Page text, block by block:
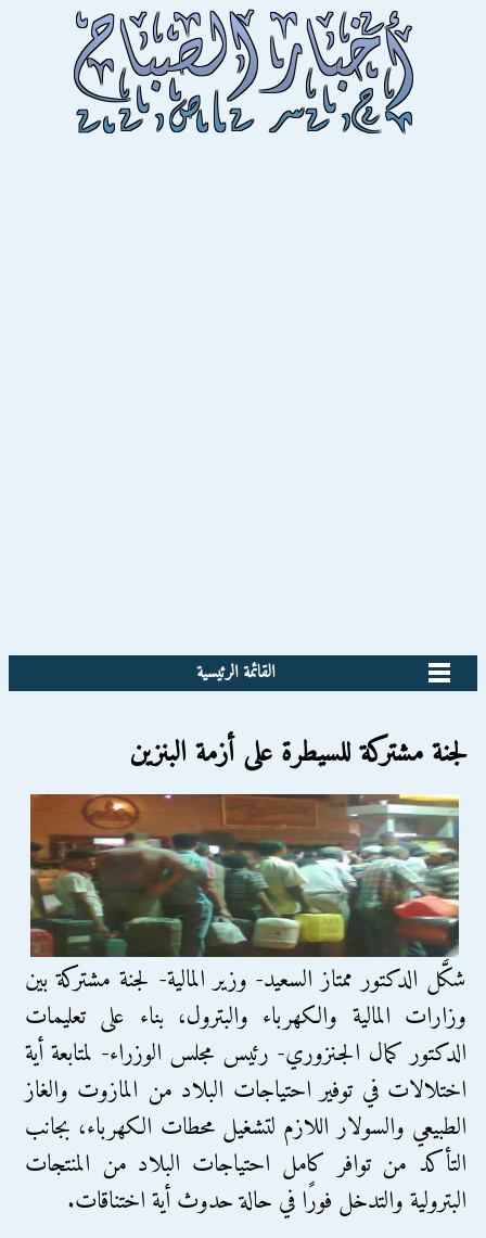
القائمة الرئيسية
لجنة مشتركة للسيطرة على أزمة البنزين
شكَّل الدكتور ممتاز السعيد- وزير المالية- لجنة مشتركة بين
وزارات المالية والكهرباء والبترول، بناء على تعليمات
الدكتور كمال الجنزوري- رئيس مجلس الوزراء- لمتابعة أية
اختلالات في توفير احتياجات البلاد من المازوت والغاز
الطبيعي والسولار اللازم لتشغيل محطات الكهرباء، بجانب
التأكد من توافر كامل احتياجات البلاد من المنتجات
البترولية والتدخل فورًا في حالة حدوث أية اختناقات.